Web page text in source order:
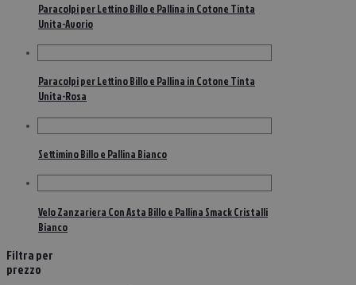
Paracolpi per Lettino Billo e Pallina in Cotone Tinta
Unita-Avorio
Paracolpi per Lettino Billo e Pallina in Cotone Tinta
Unita-Rosa
Settimino Billo e Pallina Bianco
Velo Zanzariera Con Asta Billo e Pallina Smack Cristalli
Bianco
Filtra per
prezzo